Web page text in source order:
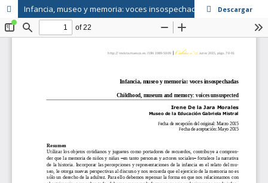
Infancia, museo y memoria: voces insospechadas Descargar